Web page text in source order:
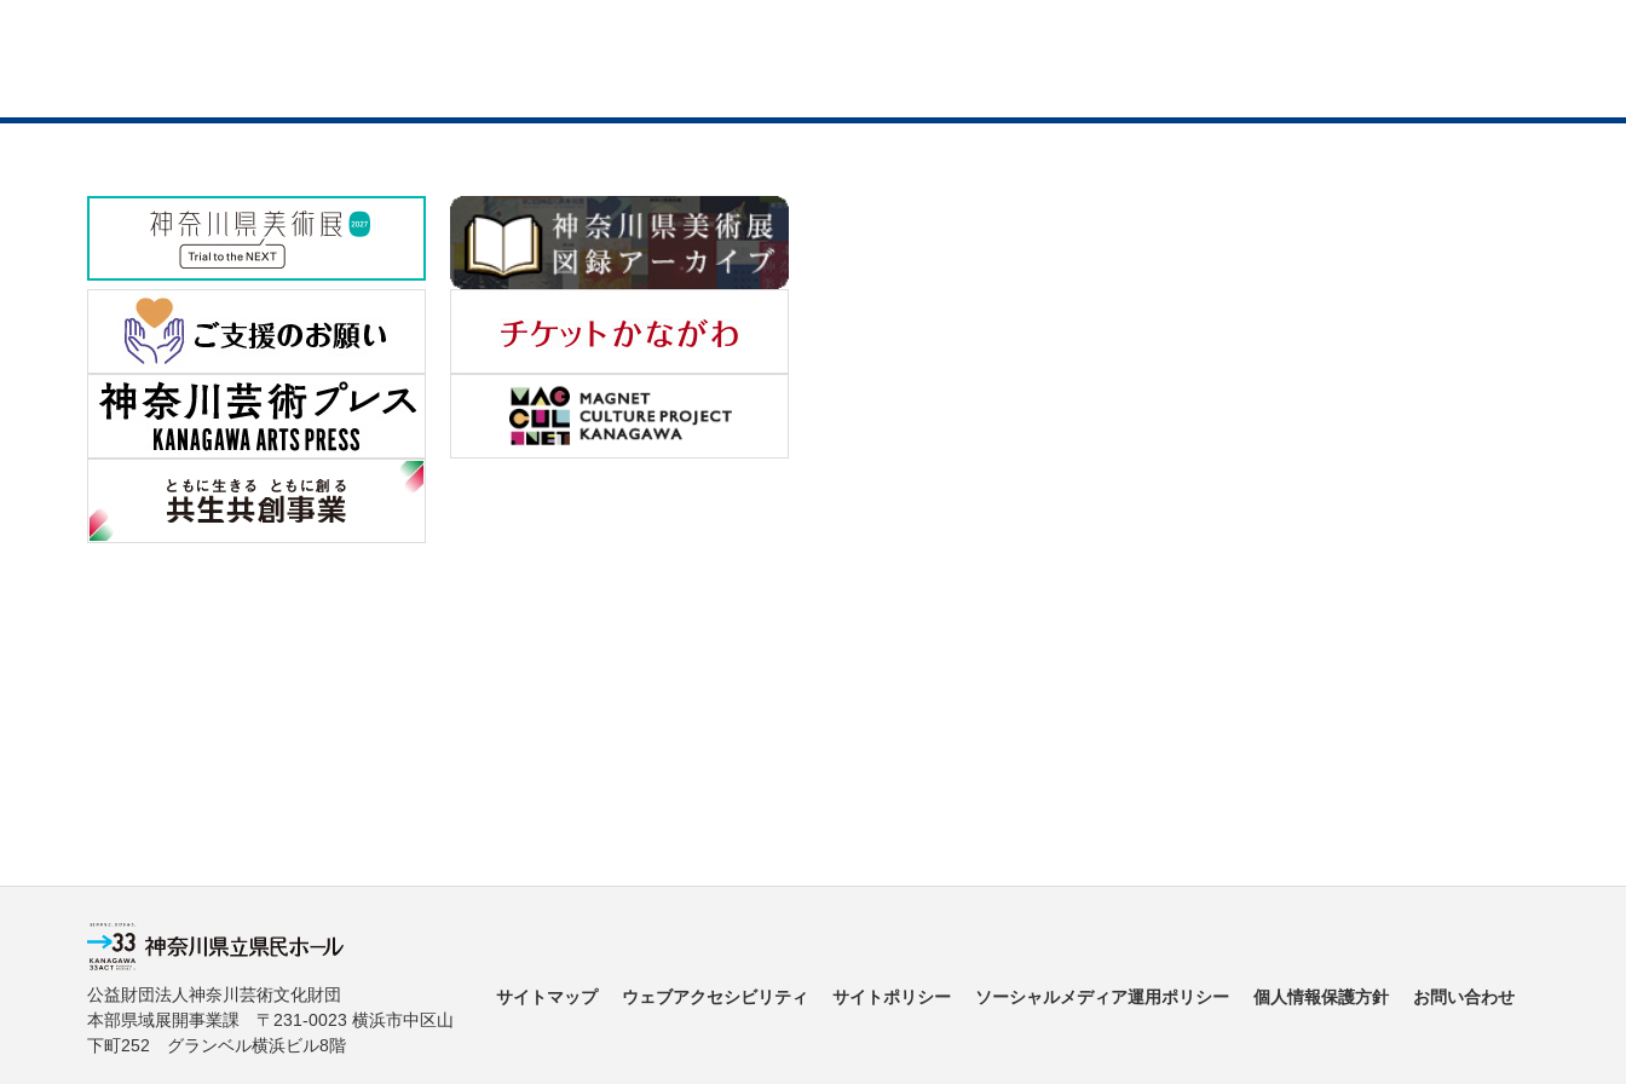
公益財団法人神奈川芸術文化財団
本部県域展開事業課 〒231-0023 横浜市中区山
下町252 グランベル横浜ビル8階
サイトマップ ウェブアクセシビリティ サイトポリシー ソーシャルメディア運用ポリシー 個人情報保護方針 お問い合わせ